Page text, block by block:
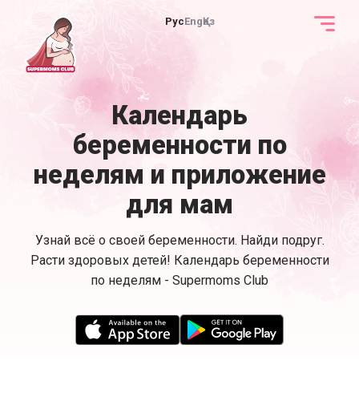
РусEngҚаз
Календарь
беременности по
неделям и приложение
для мам
Узнай всё о своей беременности. Найди подруг.
Расти здоровых детей! Календарь беременности
по неделям - Supermoms Club